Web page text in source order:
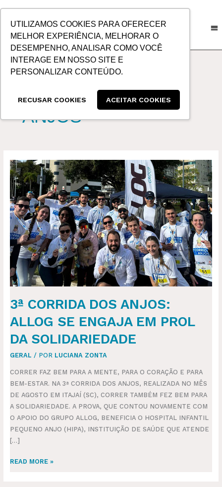
UTILIZAMOS COOKIES PARA OFERECER
MELHOR EXPERIÊNCIA, MELHORAR O
DESEMPENHO, ANALISAR COMO VOCÊ
INTERAGE EM NOSSO SITE E
PERSONALIZAR CONTEÚDO.
RECUSAR COOKIES ACEITAR COOKIES
CONTEÚDO
CORRIDA DOS
ANJOS
3ª CORRIDA DOS ANJOS:
ALLOG SE ENGAJA EM PROL
DA SOLIDARIEDADE
GERAL / POR LUCIANA ZONTA
CORRER FAZ BEM PARA A MENTE, PARA O CORAÇÃO E PARA
BEM-ESTAR. NA 3ª CORRIDA DOS ANJOS, REALIZADA NO MÊS
DE AGOSTO EM ITAJAÍ (SC), CORRER TAMBÉM FEZ BEM PARA
A SOLIDARIEDADE. A PROVA, QUE CONTOU NOVAMENTE COM
O APOIO DO GRUPO ALLOG, BENEFICIA O HOSPITAL INFANTIL
PEQUENO ANJO (HIPA), INSTITUIÇÃO DE SAÚDE QUE ATENDE
[…]
3ª
CORRIDA
DOS
ANJOS:
ALLOG
SE
ENGAJA
EM
PROL
DA
SOLIDARIEDADE
READ MORE »